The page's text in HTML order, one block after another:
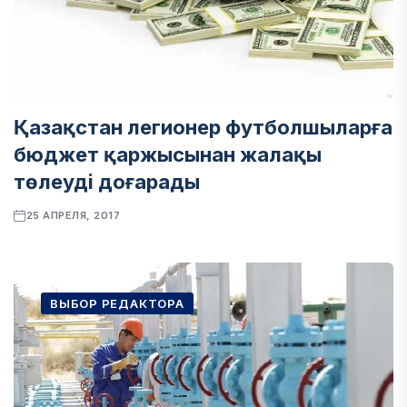
Қазақстан легионер футболшыларға
бюджет қаржысынан жалақы
төлеуді доғарады
25 АПРЕЛЯ, 2017
ВЫБОР РЕДАКТОРА